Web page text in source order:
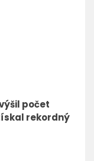
počet
rekordný